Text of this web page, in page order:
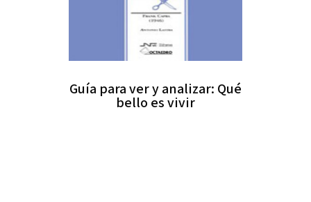
Guía para ver y analizar: Qué
bello es vivir